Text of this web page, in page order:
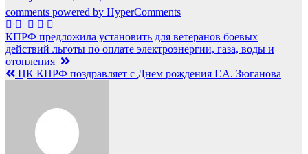
comments powered by HyperComments
Навигация
по
записям
КПРФ предложила установить для ветеранов боевых
действий льготы по оплате электроэнергии, газа, воды и
отопления
ЦК КПРФ поздравляет с Днем рождения Г.А. Зюганова